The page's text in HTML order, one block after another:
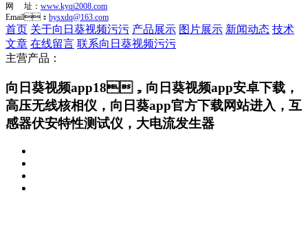
网 址： www.kyqj2008.com
Email： bysxdq@163.com
首页 关于向日葵视频污污 产品展示 图片展示 新闻动态 技术
文章 在线留言 联系向日葵视频污污
主营产品：
向日葵视频app18，向日葵视频app安卓下载，
高压无线核相仪，向日葵app官方下载网站进入，互
感器伏安特性测试仪，大电流发生器